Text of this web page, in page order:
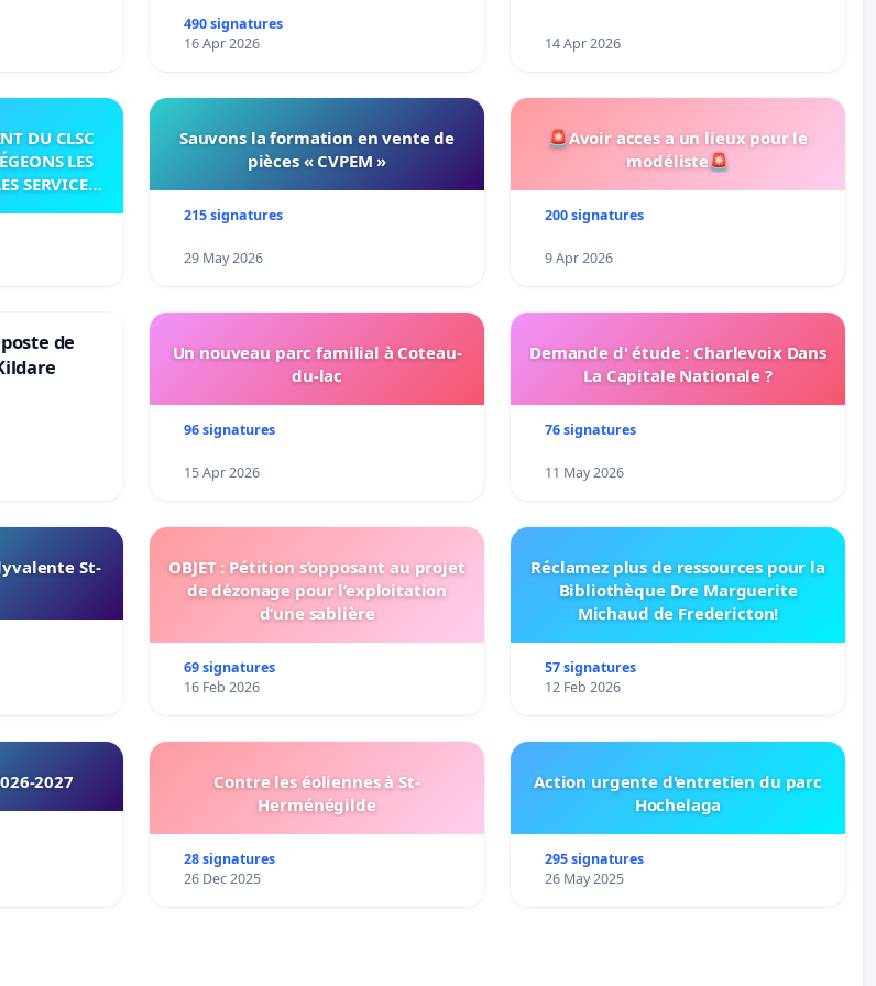
Un exemple de
l’affichage
'Longueuil'
qui été installé sur plusieurs
rues sur les frontières des
arrondissements de Saint-Hubert et
490 signatures
16 Apr 2026
14 Apr 2026
DU CLSC
LES
SERVICES
Sauvons la formation en vente de
pièces « CVPEM »
215 signatures
29 May 2026
🚨Avoir acces a un lieux pour le
modéliste🚨
200 signatures
9 Apr 2026
de
Un nouveau parc familial à Coteau-
du-lac
96 signatures
15 Apr 2026
Demande d' étude : Charlevoix Dans
La Capitale Nationale ?
76 signatures
11 May 2026
St-
OBJET : Pétition s’opposant au projet
de dézonage pour l’exploitation
d’une sablière
69 signatures
16 Feb 2026
Réclamez plus de ressources pour la
Bibliothèque Dre Marguerite
Michaud de Fredericton!
57 signatures
12 Feb 2026
2027
Contre les éoliennes à St-
Herménégilde
28 signatures
26 Dec 2025
Action urgente d'entretien du parc
Hochelaga
295 signatures
26 May 2025